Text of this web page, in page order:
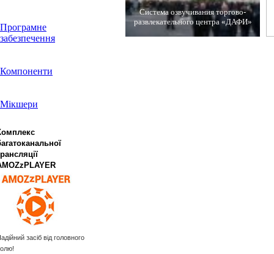
Програмне
забезпечення
Компоненти
Мікшери
засіб від головного
Система озвучивания торгово-
развлекательного центра «ДАФИ»